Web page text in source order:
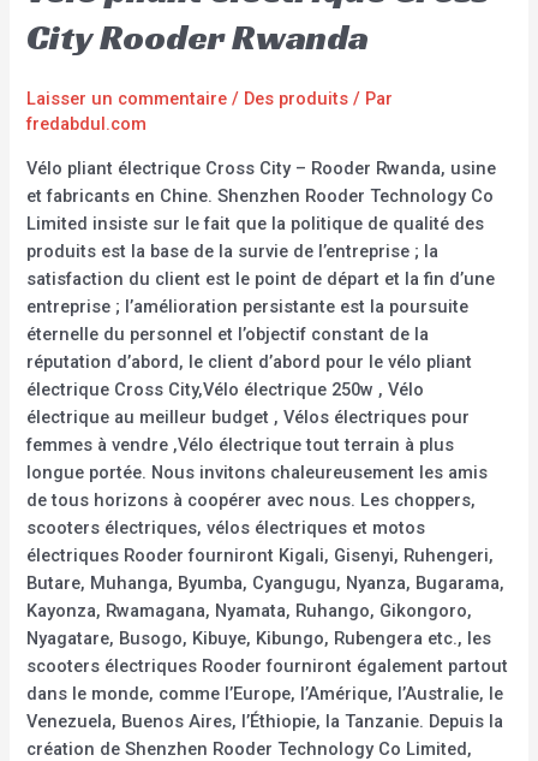
City Rooder Rwanda
Laisser un commentaire / Des produits / Par
fredabdul.com
Vélo pliant électrique Cross City – Rooder Rwanda, usine
et fabricants en Chine. Shenzhen Rooder Technology Co
Limited insiste sur le fait que la politique de qualité des
produits est la base de la survie de l’entreprise ; la
satisfaction du client est le point de départ et la fin d’une
entreprise ; l’amélioration persistante est la poursuite
éternelle du personnel et l’objectif constant de la
réputation d’abord, le client d’abord pour le vélo pliant
électrique Cross City,Vélo électrique 250w , Vélo
électrique au meilleur budget , Vélos électriques pour
femmes à vendre ,Vélo électrique tout terrain à plus
longue portée. Nous invitons chaleureusement les amis
de tous horizons à coopérer avec nous. Les choppers,
scooters électriques, vélos électriques et motos
électriques Rooder fourniront Kigali, Gisenyi, Ruhengeri,
Butare, Muhanga, Byumba, Cyangugu, Nyanza, Bugarama,
Kayonza, Rwamagana, Nyamata, Ruhango, Gikongoro,
Nyagatare, Busogo, Kibuye, Kibungo, Rubengera etc., les
scooters électriques Rooder fourniront également partout
dans le monde, comme l’Europe, l’Amérique, l’Australie, le
Venezuela, Buenos Aires, l’Éthiopie, la Tanzanie. Depuis la
création de Shenzhen Rooder Technology Co Limited,